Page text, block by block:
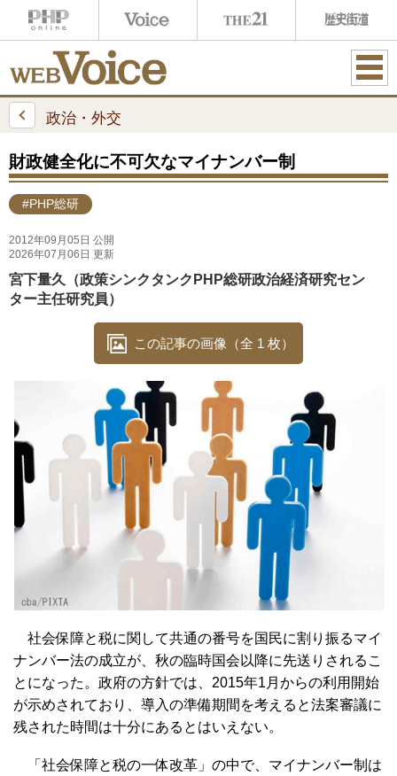
ME
政治・外交
財政健全化に不可欠なマイナンバー制
#PHP総研
2012年09月05日 公開
2026年07月06日 更新
宮下量久（政策シンクタンクPHP総研政治経済研究セン
ター主任研究員）
この記事の画像（全 1 枚）
社会保障と税に関して共通の番号を国民に割り振るマイ
ナンバー法の成立が、秋の臨時国会以降に先送りされるこ
とになった。政府の方針では、2015年1月からの利用開始
が示めされており、導入の準備期間を考えると法案審議に
残された時間は十分にあるとはいえない。
「社会保障と税の一体改革」の中で、マイナンバー制は